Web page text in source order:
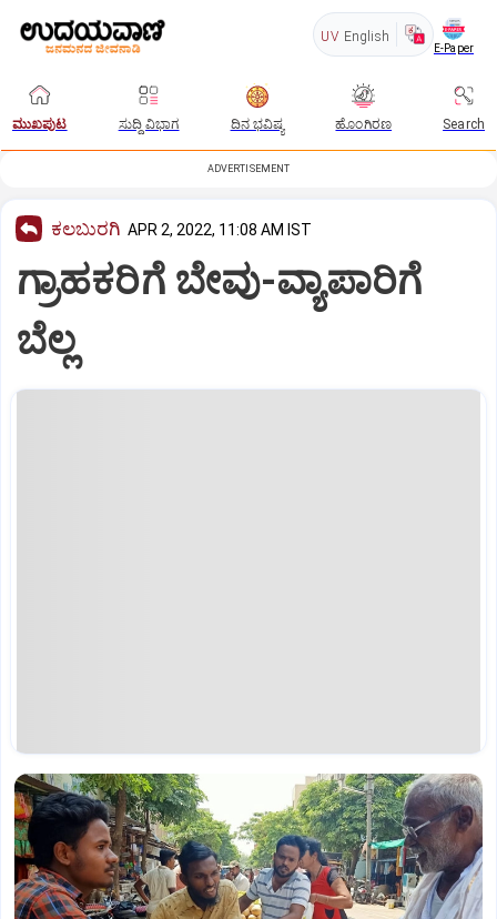
UV English
E-Paper
ಮುಖಪುಟ ಸುದ್ದಿ ವಿಭಾಗ ದಿನ ಭವಿಷ್ಯ ಹೊಂಗಿರಣ Search
ADVERTISEMENT
ಕಲಬುರಗಿ APR 2, 2022, 11:08 AM IST
ಗ್ರಾಹಕರಿಗೆ ಬೇವು-ವ್ಯಾಪಾರಿಗೆ
ಬೆಲ್ಲ